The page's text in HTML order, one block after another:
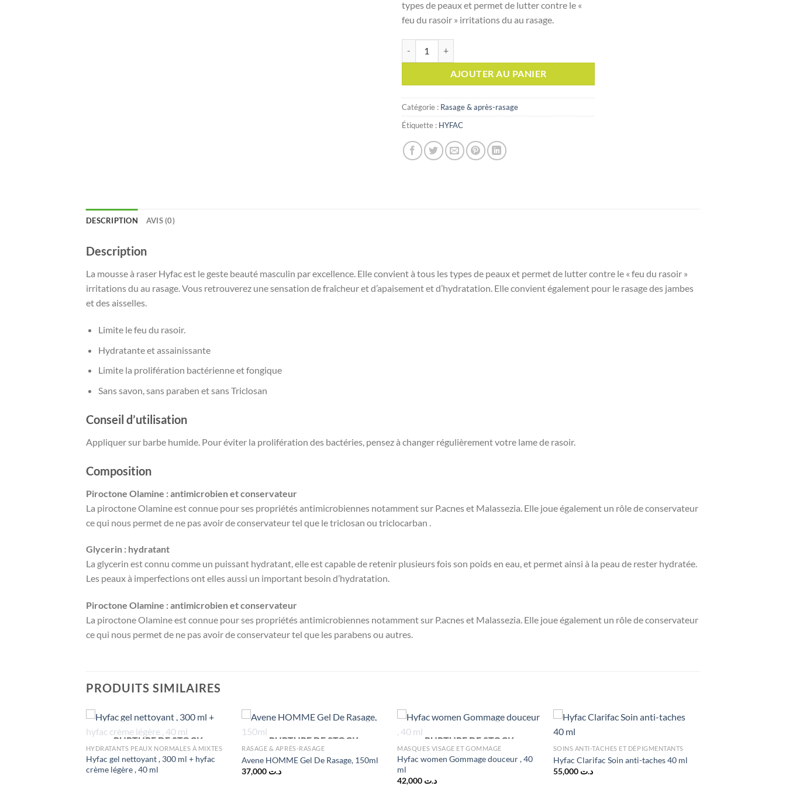
د.ت 39,000.
types de peaux et permet de lutter contre le «
feu du rasoir » irritations du au rasage.
AJOUTER AU PANIER
Catégorie : Rasage & après-rasage
Étiquette : HYFAC
DESCRIPTION AVIS (0)
Description
La mousse à raser Hyfac est le geste beauté masculin par excellence. Elle convient à tous les types de peaux et permet de lutter contre le « feu du rasoir »
irritations du au rasage. Vous retrouverez une sensation de fraîcheur et d’apaisement et d’hydratation. Elle convient également pour le rasage des jambes
et des aisselles.
Limite le feu du rasoir.
Hydratante et assainissante
Limite la prolifération bactérienne et fongique
Sans savon, sans paraben et sans Triclosan
Conseil d’utilisation
Appliquer sur barbe humide. Pour éviter la prolifération des bactéries, pensez à changer régulièrement votre lame de rasoir.
Composition
Piroctone Olamine : antimicrobien et conservateur
La piroctone Olamine est connue pour ses propriétés antimicrobiennes notamment sur P.acnes et Malassezia. Elle joue également un rôle de conservateur
ce qui nous permet de ne pas avoir de conservateur tel que le triclosan ou triclocarban .
Glycerin : hydratant
La glycerin est connu comme un puissant hydratant, elle est capable de retenir plusieurs fois son poids en eau, et permet ainsi à la peau de rester hydratée.
Les peaux à imperfections ont elles aussi un important besoin d’hydratation.
Piroctone Olamine : antimicrobien et conservateur
La piroctone Olamine est connue pour ses propriétés antimicrobiennes notamment sur P.acnes et Malassezia. Elle joue également un rôle de conservateur
ce qui nous permet de ne pas avoir de conservateur tel que les parabens ou autres.
PRODUITS SIMILAIRES
RUPTURE DE STOCK
HYDRATANTS PEAUX NORMALES À MIXTES
Hyfac gel nettoyant , 300 ml + hyfac
crème légère , 40 ml
RUPTURE DE STOCK
RASAGE & APRÈS-RASAGE
Avene HOMME Gel De Rasage, 150ml
د.ت
RUPTURE DE STOCK
MASQUES VISAGE ET GOMMAGE
Hyfac women Gommage douceur , 40
ml
د.ت
SOINS ANTI-TACHES ET DÉPIGMENTANTS
Hyfac Clarifac Soin anti-taches 40 ml
د.ت 55,000